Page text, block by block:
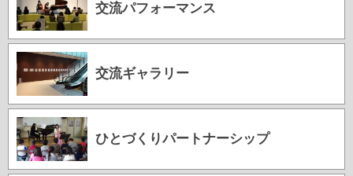
交流パフォーマンス
交流ギャラリー
ひとづくりパートナーシップ